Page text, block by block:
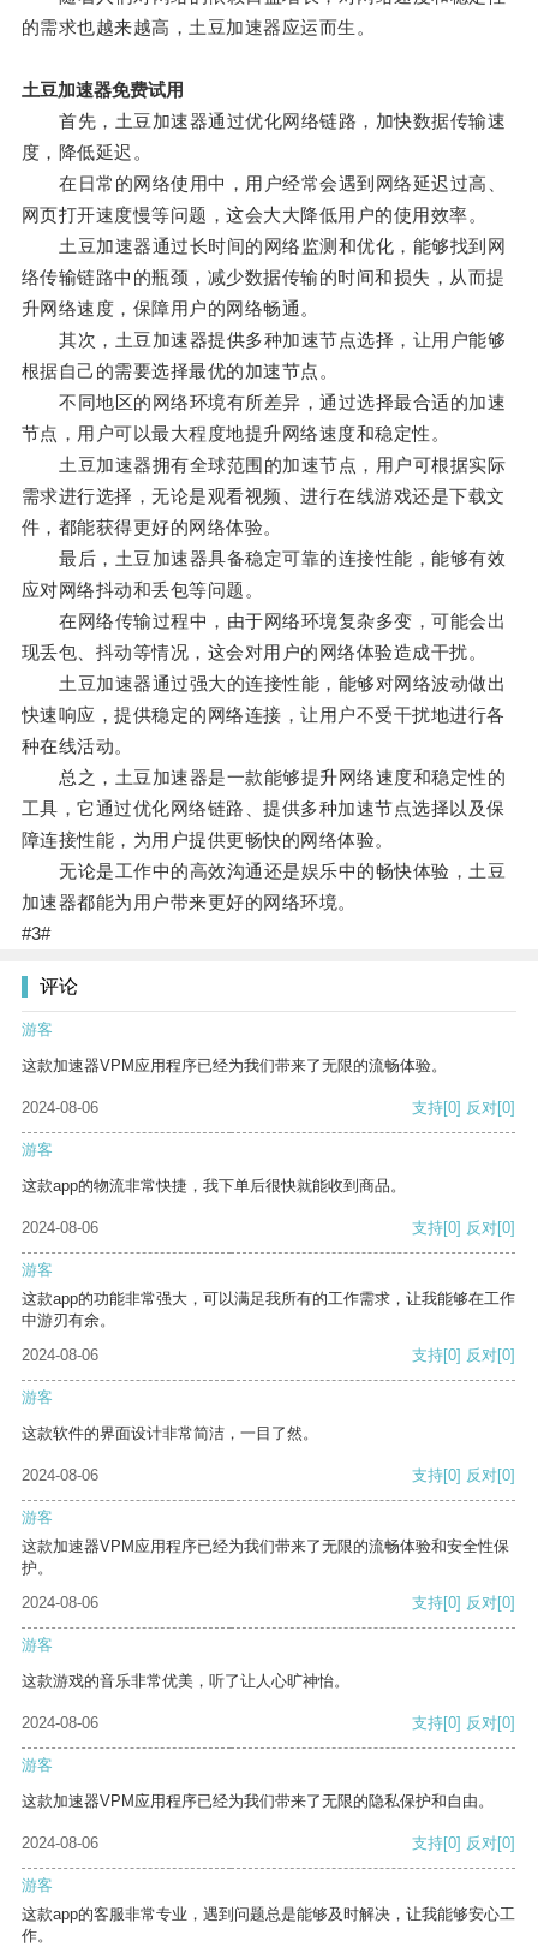
的需求也越来越高，土豆加速器应运而生。
土豆加速器免费试用
首先，土豆加速器通过优化网络链路，加快数据传输速
度，降低延迟。
在日常的网络使用中，用户经常会遇到网络延迟过高、
网页打开速度慢等问题，这会大大降低用户的使用效率。
土豆加速器通过长时间的网络监测和优化，能够找到网
络传输链路中的瓶颈，减少数据传输的时间和损失，从而提
升网络速度，保障用户的网络畅通。
其次，土豆加速器提供多种加速节点选择，让用户能够
根据自己的需要选择最优的加速节点。
不同地区的网络环境有所差异，通过选择最合适的加速
节点，用户可以最大程度地提升网络速度和稳定性。
土豆加速器拥有全球范围的加速节点，用户可根据实际
需求进行选择，无论是观看视频、进行在线游戏还是下载文
件，都能获得更好的网络体验。
最后，土豆加速器具备稳定可靠的连接性能，能够有效
应对网络抖动和丢包等问题。
在网络传输过程中，由于网络环境复杂多变，可能会出
现丢包、抖动等情况，这会对用户的网络体验造成干扰。
土豆加速器通过强大的连接性能，能够对网络波动做出
快速响应，提供稳定的网络连接，让用户不受干扰地进行各
种在线活动。
总之，土豆加速器是一款能够提升网络速度和稳定性的
工具，它通过优化网络链路、提供多种加速节点选择以及保
障连接性能，为用户提供更畅快的网络体验。
无论是工作中的高效沟通还是娱乐中的畅快体验，土豆
加速器都能为用户带来更好的网络环境。
#3#
评论
游客
这款加速器VPM应用程序已经为我们带来了无限的流畅体验。
2024-08-06 支持[0] 反对[0]
游客
这款app的物流非常快捷，我下单后很快就能收到商品。
2024-08-06 支持[0] 反对[0]
游客
这款app的功能非常强大，可以满足我所有的工作需求，让我能够在工作
中游刃有余。
2024-08-06
支持[0] 反对[0]
游客
这款软件的界面设计非常简洁，一目了然。
2024-08-06 支持[0] 反对[0]
游客
这款加速器VPM应用程序已经为我们带来了无限的流畅体验和安全性保
护。
2024-08-06
支持[0] 反对[0]
游客
这款游戏的音乐非常优美，听了让人心旷神怡。
2024-08-06 支持[0] 反对[0]
游客
这款加速器VPM应用程序已经为我们带来了无限的隐私保护和自由。
2024-08-06 支持[0] 反对[0]
游客
这款app的客服非常专业，遇到问题总是能够及时解决，让我能够安心工
作。